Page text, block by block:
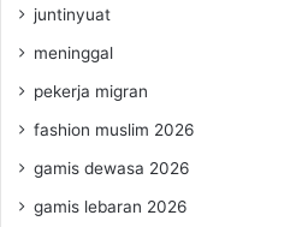
juntinyuat
meninggal
pekerja migran
fashion muslim 2026
gamis dewasa 2026
gamis lebaran 2026